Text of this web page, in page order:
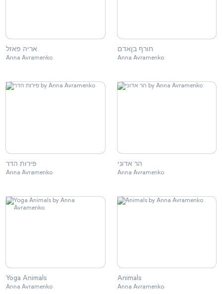
אריה פאזל
Anna Avramenko
חורף בןאדם
Anna Avramenko
פירות הדר
Anna Avramenko
הר אדוני
Anna Avramenko
Yoga Animals
Anna Avramenko
Animals
Anna Avramenko